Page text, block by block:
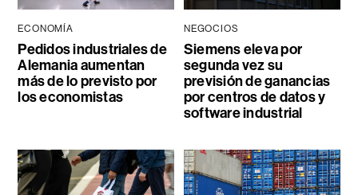
ECONOMÍA
Pedidos industriales de
Alemania aumentan
más de lo previsto por
los economistas
NEGOCIOS
Siemens eleva por
segunda vez su
previsión de ganancias
por centros de datos y
software industrial